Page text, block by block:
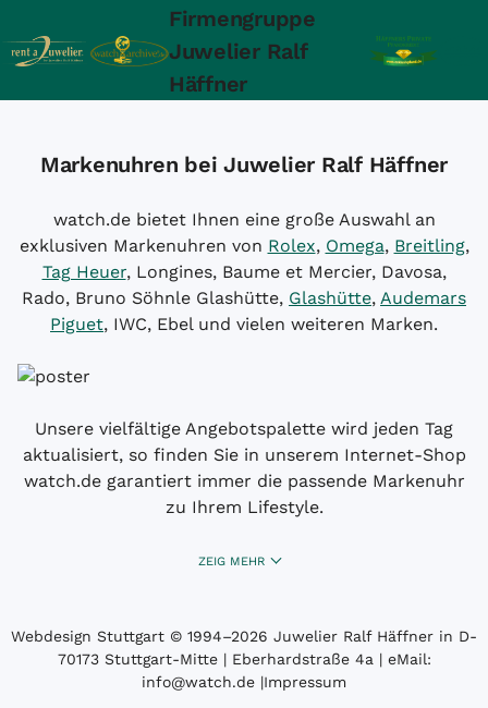
Firmengruppe
Juwelier Ralf
Häffner
Markenuhren bei Juwelier Ralf Häffner
watch.de bietet Ihnen eine große Auswahl an
exklusiven Markenuhren von Rolex, Omega, Breitling,
Tag Heuer, Longines, Baume et Mercier, Davosa,
Rado, Bruno Söhnle Glashütte, Glashütte, Audemars
Piguet, IWC, Ebel und vielen weiteren Marken.
Unsere vielfältige Angebotspalette wird jeden Tag
aktualisiert, so finden Sie in unserem Internet-Shop
watch.de garantiert immer die passende Markenuhr
zu Ihrem Lifestyle.
ZEIG MEHR
Webdesign Stuttgart © 1994­–2026 Juwelier Ralf Häffner in D-
70173 Stuttgart-Mitte | Eberhardstraße 4a | eMail:
info@watch.de |Impressum